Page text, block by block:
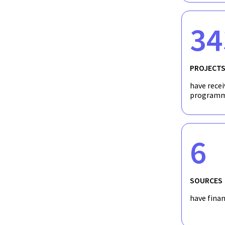
Samlet nesten 200 lærere for å lære om
PROJECTS
have
6
SOURCES
have